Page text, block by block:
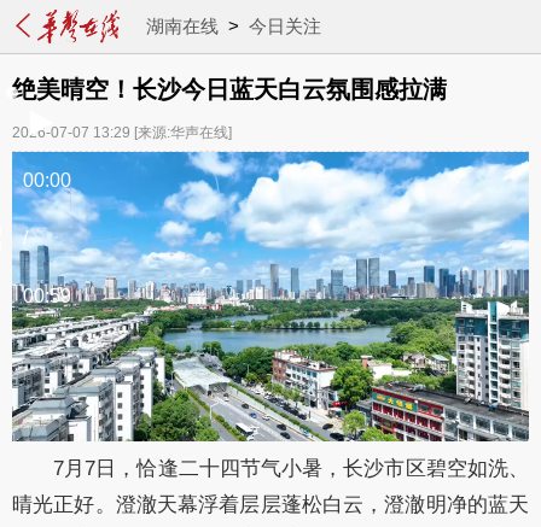
湖南在线> 今日关注
绝美晴空！长沙今日蓝天白云氛围感拉满
2026-07-07 13:29 [来源:华声在线]
00:00
/
00:59
7月7日，恰逢二十四节气小暑，长沙市区碧空如洗、
晴光正好。澄澈天幕浮着层层蓬松白云，澄澈明净的蓝天